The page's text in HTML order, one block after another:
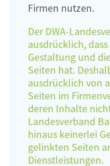
Firmen nutzen.
Der DWA-
ausdrücklich,
Gestaltung und
Seiten hat.
ausdrücklich von
Seiten im
deren Inhalte
Landesverband
hinaus keinerlei
gelinkten Seiten
Dienstleistungen.